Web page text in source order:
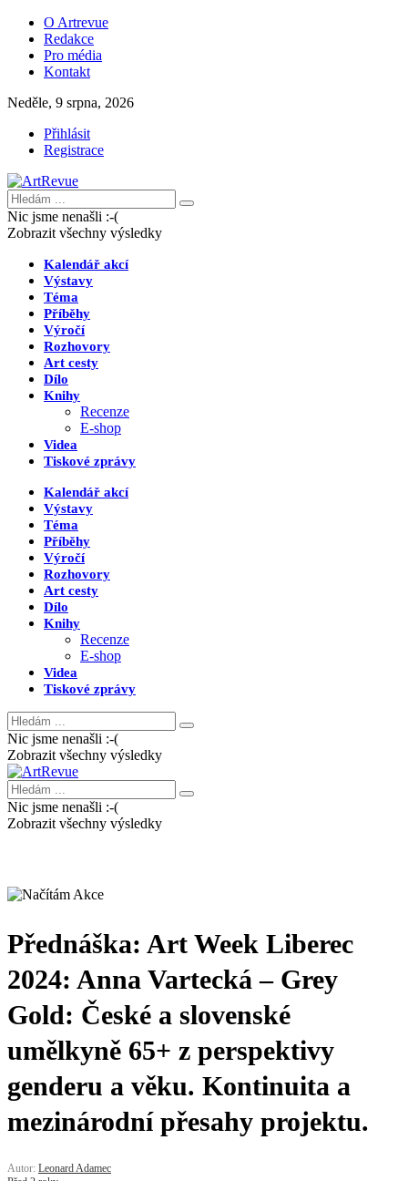
O Artrevue
Redakce
Pro média
Kontakt
Neděle, 9 srpna, 2026
Přihlásit
Registrace
Nic jsme nenašli :-(
Zobrazit všechny výsledky
Kalendář akcí
Výstavy
Téma
Příběhy
Výročí
Rozhovory
Art cesty
Dílo
Knihy
Recenze
E-shop
Videa
Tiskové zprávy
Kalendář akcí
Výstavy
Téma
Příběhy
Výročí
Rozhovory
Art cesty
Dílo
Knihy
Recenze
E-shop
Videa
Tiskové zprávy
Nic jsme nenašli :-(
Zobrazit všechny výsledky
Nic jsme nenašli :-(
Zobrazit všechny výsledky
Přednáška: Art Week Liberec
2024: Anna Vartecká – Grey
Gold: České a slovenské
umělkyně 65+ z perspektivy
genderu a věku. Kontinuita a
mezinárodní přesahy projektu.
Autor: Leonard Adamec